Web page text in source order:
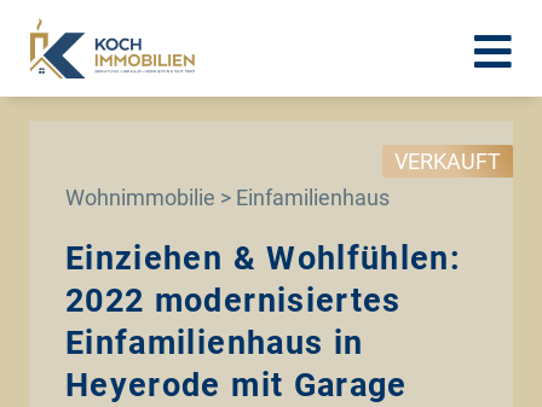
Wohnimmobilie > Einfamilienhaus
VERKAUFT
Einziehen & Wohlfühlen:
2022 modernisiertes
Einfamilienhaus in
Heyerode mit Garage